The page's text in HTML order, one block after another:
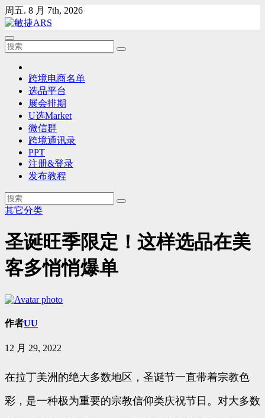
Skip
to
content
周五. 8 月 7th, 2026
跨境电商名单
选品平台
展会排期
U选Market
微信群
跨境通讯录
PPT
注册&登录
发布教程
其它分类
圣诞旺季限定！这样选品在美
客多悄悄爆单
作者UU
12 月 29, 2022
在拉丁美洲的绝大多数地区，圣诞节一直带着宗教色
彩，是一种极为重要的宗教信仰类庆祝节日。对大多数